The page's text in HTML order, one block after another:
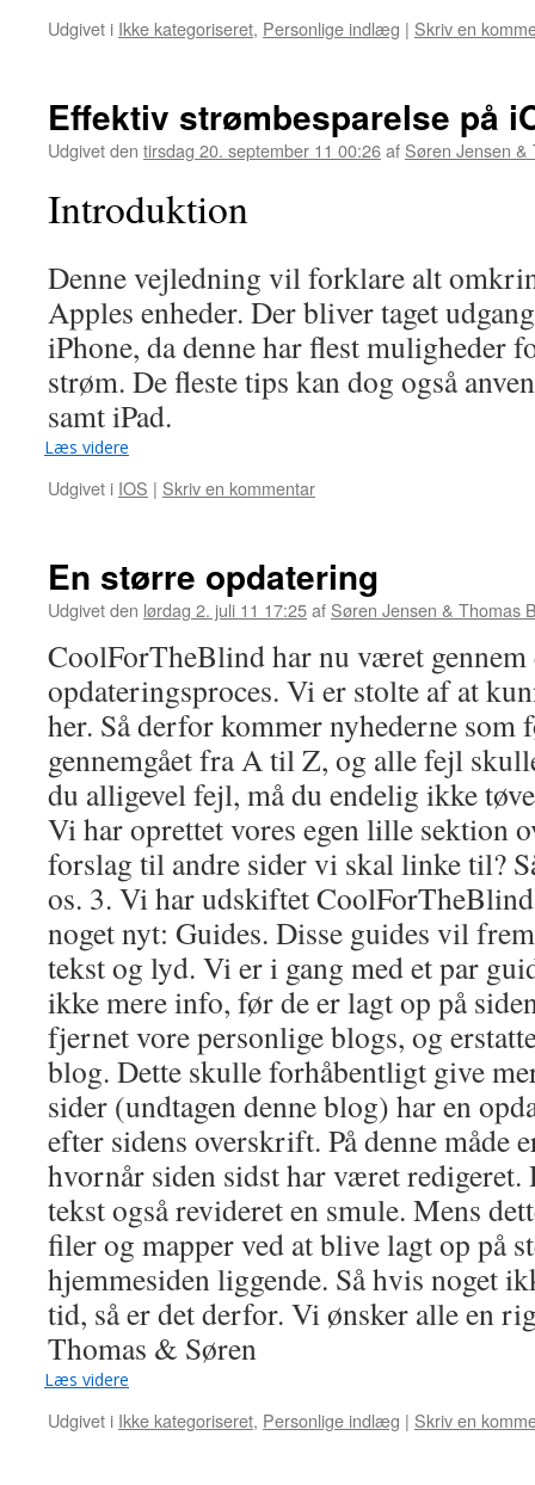
Udgivet i Ikke kategoriseret, Personlige indlæg | Skriv en
Effektiv strømbesparelse på
Udgivet den tirsdag 20. september 11 00:26af Søren Jensen &
Introduktion
Denne vejledning vil forklare alt
Apples enheder. Der bliver taget
iPhone, da denne har flest muligheder
strøm. De fleste tips kan dog også
samt iPad.
Læs videre
Udgivet i IOS | Skriv en kommentar
En større opdatering
Udgivet den lørdag 2. juli 11 17:25af Søren Jensen & Thomas
CoolForTheBlind har nu været gennem
opdateringsproces. Vi er stolte af at
her. Så derfor kommer nyhederne som
gennemgået fra A til Z, og alle fejl
du alligevel fejl, må du endelig ikke
Vi har oprettet vores egen lille sektion
forslag til andre sider vi skal linke til?
os. 3. Vi har udskiftet
noget nyt: Guides. Disse guides vil
tekst og lyd. Vi er i gang med et par
ikke mere info, før de er lagt op på
fjernet vore personlige blogs, og
blog. Dette skulle forhåbentligt give
sider (undtagen denne blog) har en
efter sidens overskrift. På denne måde
hvornår siden sidst har været
tekst også revideret en smule. Mens
filer og mapper ved at blive lagt op på
hjemmesiden liggende. Så hvis noget
tid, så er det derfor. Vi ønsker alle en
Thomas & Søren
Læs videre
Udgivet i Ikke kategoriseret, Personlige indlæg | Skriv en